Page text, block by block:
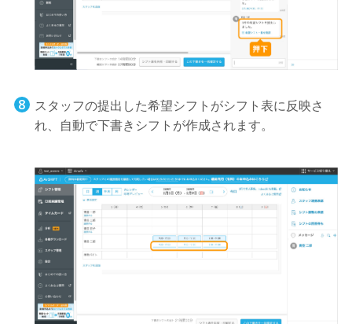
スタッフの提出した希望シフトがシフト表に反映さ
れ、自動で下書きシフトが作成されます。